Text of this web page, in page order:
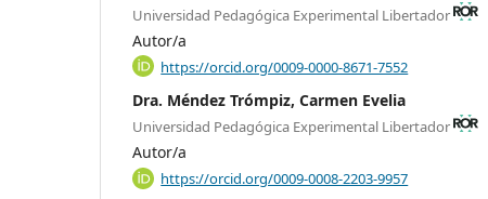
Universidad Pedagógica Experimental Libertador
Autor/a
https://orcid.org/0009-0000-8671-7552
Dra. Méndez Trómpiz, Carmen Evelia
Universidad Pedagógica Experimental Libertador
Autor/a
https://orcid.org/0009-0008-2203-9957